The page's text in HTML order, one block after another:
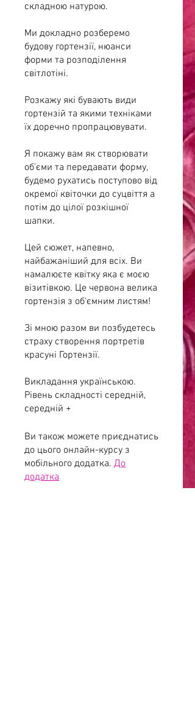
складною натурою.
Ми докладно розберемо
будову гортензії, нюанси
форми та розподілення
світлотіні.
Розкажу які бувають види
гортензій та якими техніками
їх доречно пропрацювувати.
Я покажу вам як створювати
об'єми та передавати форму,
будемо рухатись поступово від
окремої квіточки до суцвіття а
потім до цілої розкішної
шапки.
Цей сюжет, напевно,
найбажаніший для всіх. Ви
намалюєте квітку яка є моєю
візитівкою. Це червона велика
гортензія з об‘ємним листям!
Зі мною разом ви позбудетесь
страху створення портретів
красуні Гортензії.
Викладання українською.
Рівень складності середній,
середній +
Ви також можете приєднатись
до цього онлайн-курсу з
мобільного додатка. До
додатка